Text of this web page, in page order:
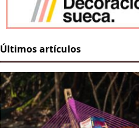
Últimos artículos